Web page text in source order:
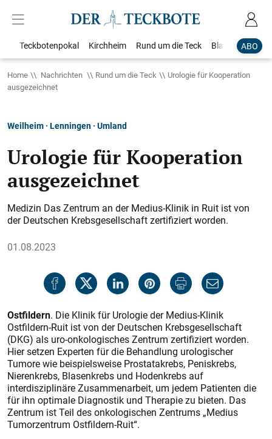
ABO
Teckbotenpokal Kirchheim Rund um die Teck Blaulicht
Home Nachrichten Rund um die Teck
Urologie für Kooperation
ausgezeichnet
Weilheim · Lenningen · Umland
Urologie für Kooperation
ausgezeichnet
Medizin Das Zentrum an der Medius-Klinik in Ruit ist von
der Deutschen Krebsgesellschaft zertifiziert worden.
01.08.2023
Ostfildern. Die Klinik für Urologie der Medius-Klinik
Ostfildern-Ruit ist von der Deutschen Krebsgesellschaft
(DKG) als uro-onkologisches Zentrum zertifiziert worden.
Hier setzen Experten für die Behandlung urologischer
Tumore wie beispielsweise Prostatakrebs, Peniskrebs,
Nierenkrebs, Blasenkrebs und Hodenkrebs auf
interdisziplinäre Zusammenarbeit, um jedem Patienten die
für ihn optimale Diagnostik und Therapie zu bieten. Das
Zentrum ist Teil des onkologischen Zentrums „Medius
Tumorzentrum Ostfildern-Ruit“.